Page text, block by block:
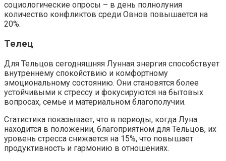
социологические опросы – в день полнолуния
количество конфликтов среди Овнов повышается на
20%.
Телец
Для Тельцов сегодняшняя Лунная энергия способствует
внутреннему спокойствию и комфортному
эмоциональному состоянию. Они становятся более
устойчивыми к стрессу и фокусируются на бытовых
вопросах, семье и материальном благополучии.
Статистика показывает, что в периоды, когда Луна
находится в положении, благоприятном для Тельцов, их
уровень стресса снижается на 15%, что повышает
продуктивность и гармонию в отношениях.